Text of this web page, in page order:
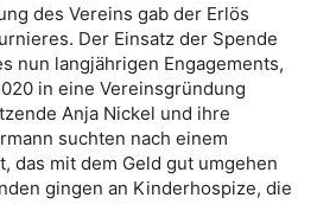
des Vereins gab der Erlös
Der Einsatz der Spende
nun langjährigen Engagements,
in eine Vereinsgründung
Anja Nickel und ihre
suchten nach einem
das mit dem Geld gut umgehen
gingen an Kinderhospize, die